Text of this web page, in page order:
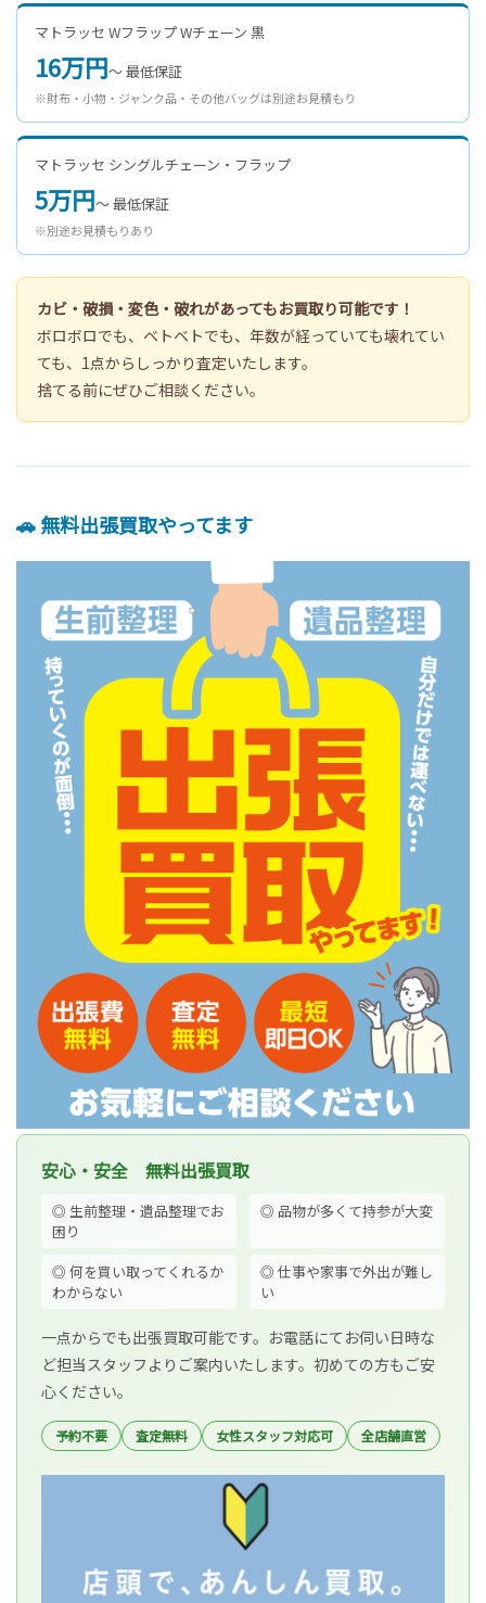
マトラッセ Wフラップ Wチェーン 黒
16万円〜 最低保証
※財布・小物・ジャンク品・その他バッグは別途お見積もり
マトラッセ シングルチェーン・フラップ
5万円〜 最低保証
※別途お見積もりあり
カビ・破損・変色・破れがあってもお買取り可能です！
ボロボロでも、ベトベトでも、年数が経っていても壊れてい
ても、1点からしっかり査定いたします。
捨てる前にぜひご相談ください。
🚗 無料出張買取やってます
安心・安全 無料出張買取
◎ 生前整理・遺品整理でお
困り
◎ 品物が多くて持参が大変
◎ 何を買い取ってくれるか
わからない
◎ 仕事や家事で外出が難し
い
一点からでも出張買取可能です。お電話にてお伺い日時な
ど担当スタッフよりご案内いたします。初めての方もご安
心ください。
予約不要 査定無料 女性スタッフ対応可 全店舗直営